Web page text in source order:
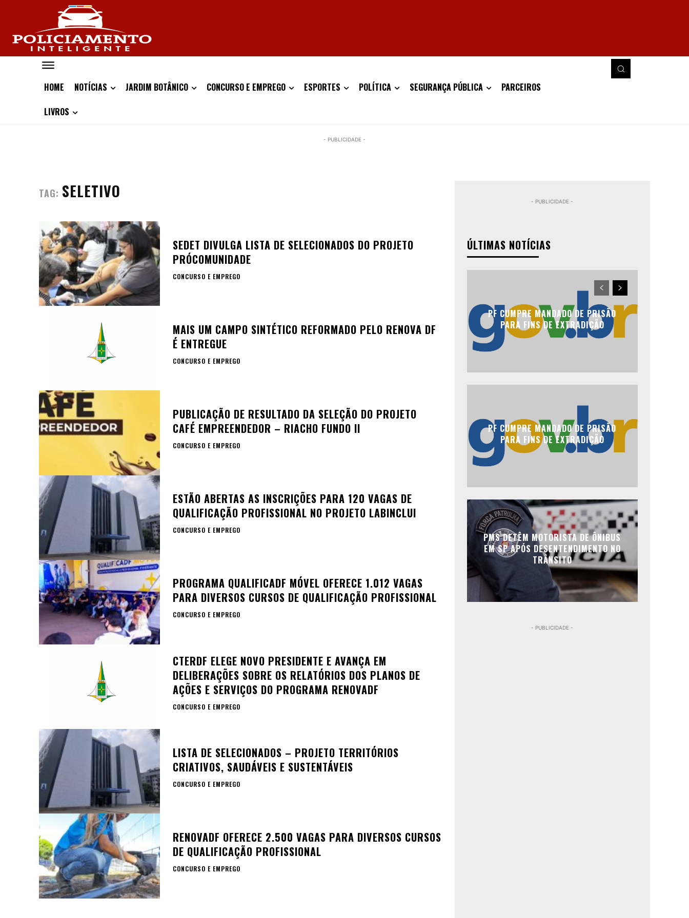
HOME NOTÍCIAS JARDIM BOTÂNICO CONCURSO E EMPREGO ESPORTES POLÍTICA SEGURANÇA PÚBLICA
PARCEIROS
LIVROS
- PUBLICIDADE -
TAG: SELETIVO
SEDET DIVULGA LISTA DE SELECIONADOS DO PROJETO
PRÓCOMUNIDADE
CONCURSO E EMPREGO
MAIS UM CAMPO SINTÉTICO REFORMADO PELO RENOVA DF
É ENTREGUE
CONCURSO E EMPREGO
PUBLICAÇÃO DE RESULTADO DA SELEÇÃO DO PROJETO
CAFÉ EMPREENDEDOR – RIACHO FUNDO II
CONCURSO E EMPREGO
ESTÃO ABERTAS AS INSCRIÇÕES PARA 120 VAGAS DE
QUALIFICAÇÃO PROFISSIONAL NO PROJETO LABINCLUI
CONCURSO E EMPREGO
PROGRAMA QUALIFICADF MÓVEL OFERECE 1.012 VAGAS
PARA DIVERSOS CURSOS DE QUALIFICAÇÃO PROFISSIONAL
CONCURSO E EMPREGO
CTERDF ELEGE NOVO PRESIDENTE E AVANÇA EM
DELIBERAÇÕES SOBRE OS RELATÓRIOS DOS PLANOS DE
AÇÕES E SERVIÇOS DO PROGRAMA RENOVADF
CONCURSO E EMPREGO
LISTA DE SELECIONADOS – PROJETO TERRITÓRIOS
CRIATIVOS, SAUDÁVEIS E SUSTENTÁVEIS
CONCURSO E EMPREGO
RENOVADF OFERECE 2.500 VAGAS PARA DIVERSOS CURSOS
DE QUALIFICAÇÃO PROFISSIONAL
CONCURSO E EMPREGO
- PUBLICIDADE -
ÚLTIMAS NOTÍCIAS
PF CUMPRE MANDADO DE PRISÃO
PARA FINS DE EXTRADIÇÃO
PF CUMPRE MANDADO DE PRISÃO
PARA FINS DE EXTRADIÇÃO
PMS DETÊM MOTORISTA DE ÔNIBUS
EM SP APÓS DESENTENDIMENTO NO
TRÂNSITO
- PUBLICIDADE -